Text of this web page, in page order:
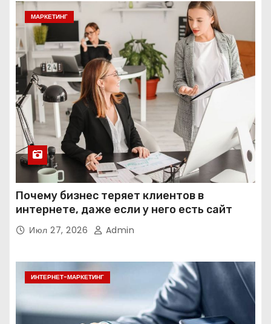
МАРКЕТИНГ
Почему бизнес теряет клиентов в
интернете, даже если у него есть сайт
Июл 27, 2026 Admin
ИНТЕРНЕТ-МАРКЕТИНГ